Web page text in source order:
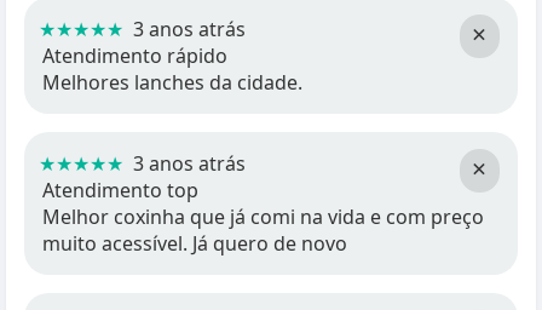
×
★★★★★ 3 anos atrás
Atendimento rápido
Melhores lanches da cidade.
×
★★★★★ 3 anos atrás
Atendimento top
Melhor coxinha que já comi na vida e com preço
muito acessível. Já quero de novo